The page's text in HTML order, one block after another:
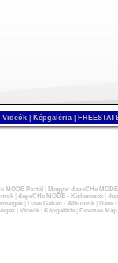
Videók Képgaléria
MODE Portál
Magyar depeCHe
| depeCHe MODE - Kislemezek|
| Dave Gahan - Albumok|
Dave
| Videók| Képgaléria| Devotee Map